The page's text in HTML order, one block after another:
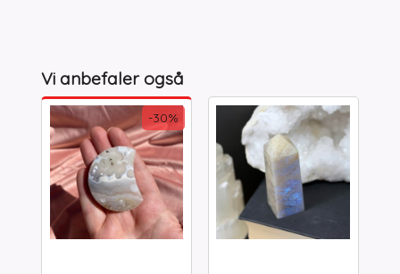
Vi anbefaler også
-30%